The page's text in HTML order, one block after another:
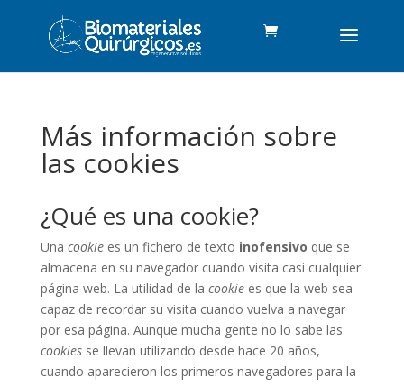
Más información sobre
las cookies
¿Qué es una cookie?
Una cookiees un fichero de texto inofensivo que se
almacena en su navegador cuando visita casi cualquier
página web. La utilidad de la cookiees que la web sea
capaz de recordar su visita cuando vuelva a navegar
por esa página. Aunque mucha gente no lo sabe las
cookiesse llevan utilizando desde hace 20 años,
cuando aparecieron los primeros navegadores para la